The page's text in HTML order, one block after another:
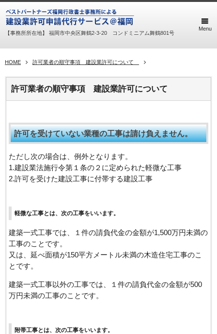
【事務所所在地】 福岡市中央区舞鶴2-3-20 コンドミニアム舞鶴801号
Menu
HOME 許可業者の順守事項 建設業許可について
許可業者の順守事項 建設業許可について
許可を受けていない業種の工事は請け負えません。
ただし次の場合は、例外となります。
1.建設業法施行令第１条の２に定められた軽微な工事
2.許可を受けた建設工事に付帯する建設工事
軽微な工事とは、次の工事をいいます。
建築一式工事では、１件の請負代金の金額が1,500万円未満の
工事のことです。
又は、延べ面積が150平方メートル未満の木造住宅工事のこ
とです。
建築一式工事以外の工事では、１件の請負代金の金額が500
万円未満の工事のことです。
附帯工事とは、次の工事をいいます。